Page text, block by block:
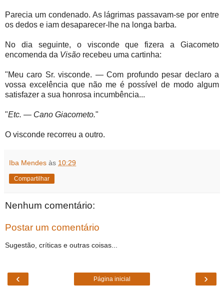
Parecia um condenado. As lágrimas passavam-se por entre
os dedos e iam desaparecer-lhe na longa barba.
No dia seguinte, o visconde que fizera a Giacometo
encomenda da Visão recebeu uma cartinha:
"Meu caro Sr. visconde. — Com profundo pesar declaro a
vossa excelência que não me é possível de modo algum
satisfazer a sua honrosa incumbência...
"Etc. — Cano Giacometo."
O visconde recorreu a outro.
Iba Mendes às 10:29
Compartilhar
Nenhum comentário:
Postar um comentário
Sugestão, críticas e outras coisas...
‹ ›
Página inicial